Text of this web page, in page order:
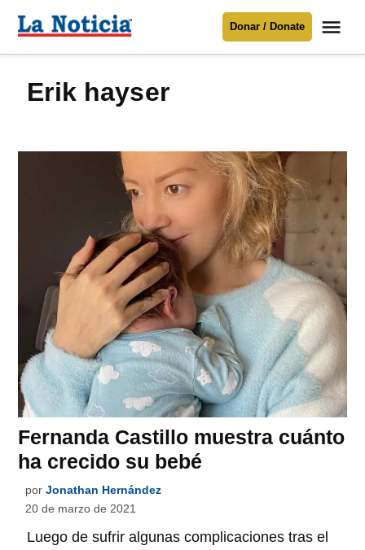
Para mantenerte informado necesitamos
contenido
Noticia
Donar / Donate
Erik hayser
Fernanda Castillo muestra cuánto
ha crecido su bebé
por Jonathan Hernández
20 de marzo de 2021
Luego de sufrir algunas complicaciones tras el